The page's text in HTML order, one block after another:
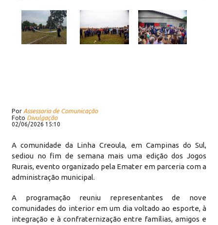
Por Assessoria de Comunicação
Foto Divulgação
02/06/2026 15:10
A comunidade da Linha Creoula, em Campinas do Sul,
sediou no fim de semana mais uma edição dos Jogos
Rurais, evento organizado pela Emater em parceria com a
administração municipal.
A programação reuniu representantes de nove
comunidades do interior em um dia voltado ao esporte, à
integração e à confraternização entre famílias, amigos e